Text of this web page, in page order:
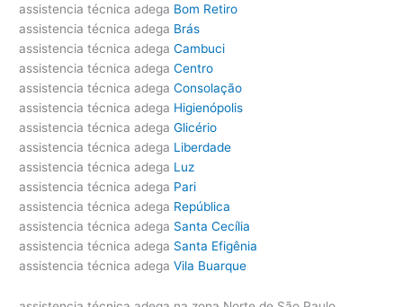
assistencia técnica adega Bom Retiro
assistencia técnica adega Brás
assistencia técnica adega Cambuci
assistencia técnica adega Centro
assistencia técnica adega Consolação
assistencia técnica adega Higienópolis
assistencia técnica adega Glicério
assistencia técnica adega Liberdade
assistencia técnica adega Luz
assistencia técnica adega Pari
assistencia técnica adega República
assistencia técnica adega Santa Cecília
assistencia técnica adega Santa Efigênia
assistencia técnica adega Vila Buarque